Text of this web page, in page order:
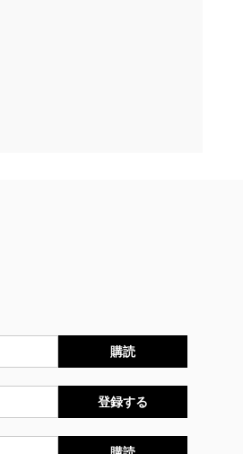
購読
登録する